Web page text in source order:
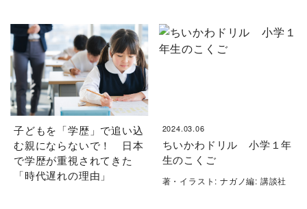
子どもを「学歴」で追い込
む親にならないで！ 日本
で学歴が重視されてきた
「時代遅れの理由」
2024.03.06
ちいかわドリル 小学１年
生のこくご
著・イラスト: ナガノ編: 講談社